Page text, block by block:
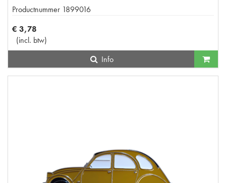
Productnummer 1899016
€ 3,78
(incl. btw)
Info